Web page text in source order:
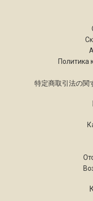
Политика
特定商取引法の関